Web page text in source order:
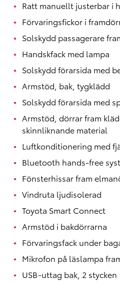
Ratt manuellt justerbar i
Förvaringsfickor i
Solskydd passagerare
Handskfack med lampa
Solskydd förarsida med
Armstöd, bak, tygklädd
Solskydd förarsida med
Armstöd, dörrar fram
skinnliknande material
Luftkonditionering med
Bluetooth hands-free
Fönsterhissar fram
Vindruta ljudisolerad
Toyota Smart Connect
Armstöd i bakdörrarna
Förvaringsfack under
Mikrofon på läslampa
USB-uttag bak, 2 stycken